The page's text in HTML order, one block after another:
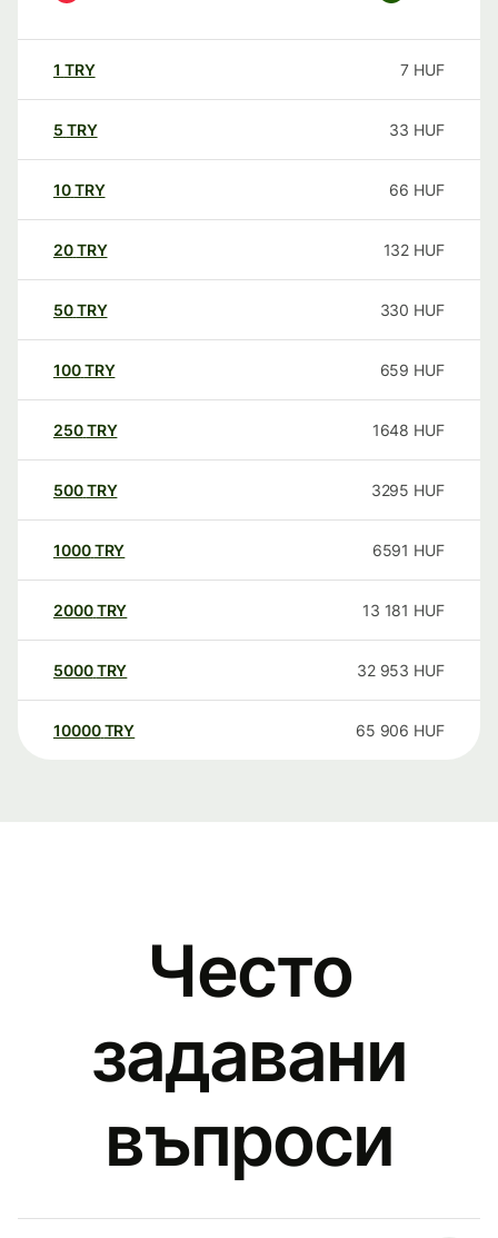
1 TRY 7 HUF
5 TRY 33 HUF
10TRY 66 HUF
20TRY 132 HUF
50TRY 330 HUF
100TRY 659 HUF
250TRY 1648 HUF
500TRY 3295 HUF
1000TRY 6591 HUF
2000TRY 13 181 HUF
5000TRY 32 953 HUF
10000 TRY 65 906 HUF
Често
задавани
въпроси